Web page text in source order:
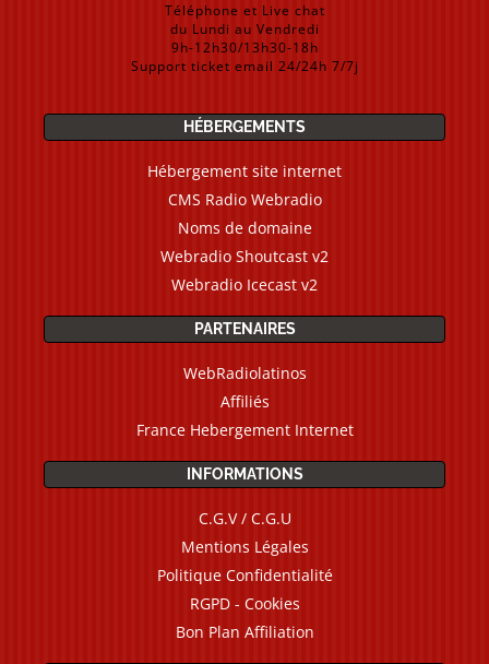
Téléphone et Live chat
du Lundi au Vendredi
9h-12h30/13h30-18h
Support ticket email 24/24h 7/7j
HÉBERGEMENTS
Hébergement site internet
CMS Radio Webradio
Noms de domaine
Webradio Shoutcast v2
Webradio Icecast v2
PARTENAIRES
WebRadiolatinos
Affiliés
France Hebergement Internet
INFORMATIONS
C.G.V / C.G.U
Mentions Légales
Politique Confidentialité
RGPD - Cookies
Bon Plan Affiliation